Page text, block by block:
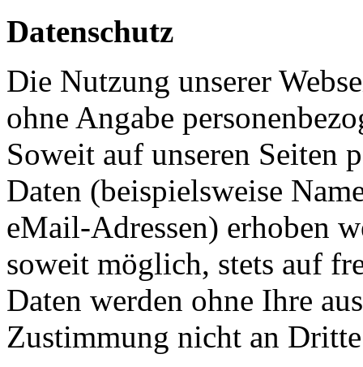
Datenschutz
Die Nutzung unserer
ohne Angabe
Soweit auf unseren Seiten
Daten (beispielsweise
eMail-Adressen) erhoben
soweit möglich, stets auf
Daten werden ohne Ihre
Zustimmung nicht an